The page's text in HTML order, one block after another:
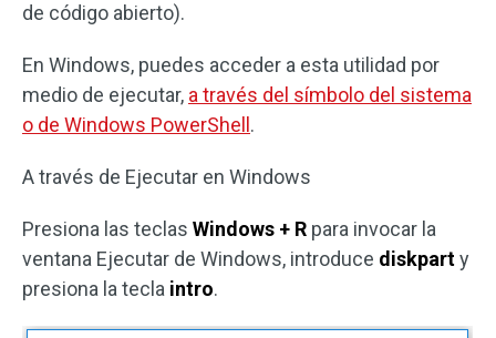
de código abierto).
En Windows, puedes acceder a esta utilidad por
medio de ejecutar, a través del símbolo del sistema
o de Windows PowerShell .
A través de Ejecutar en Windows
Presiona las teclas Windows + R para invocar la
ventana Ejecutar de Windows, introduce diskparty
presiona la tecla intro.